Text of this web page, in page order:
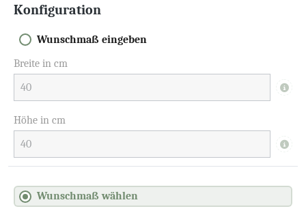
Konfiguration
Wunschmaß eingeben
Breite in cm
Info
Höhe in cm
Info
Wunschmaß wählen